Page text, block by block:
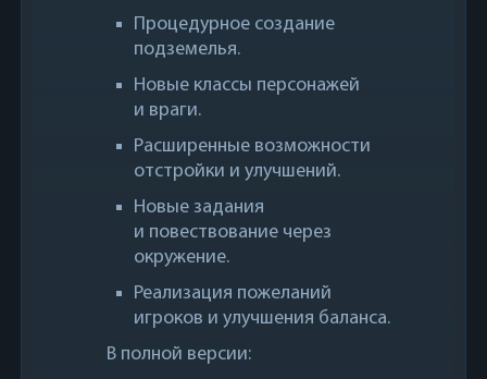
Процедурное создание
подземелья.
Новые классы персонажей
и враги.
Расширенные возможности
отстройки и улучшений.
Новые задания
и повествование через
окружение.
Реализация пожеланий
игроков и улучшения баланса.
В полной версии: